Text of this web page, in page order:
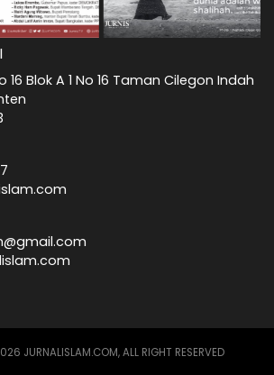
16 Blok A 1 No 16 Taman Cilegon Indah
JURNALISLAM.COM, ALL RIGHT RESERVED